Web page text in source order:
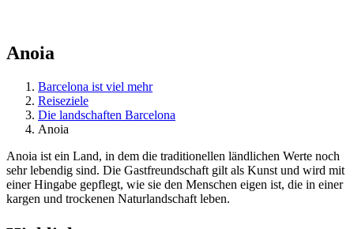
Anoia
Barcelona ist viel mehr
Reiseziele
Die landschaften Barcelona
Anoia
Anoia ist ein Land, in dem die traditionellen ländlichen Werte noch
sehr lebendig sind. Die Gastfreundschaft gilt als Kunst und wird mit
einer Hingabe gepflegt, wie sie den Menschen eigen ist, die in einer
kargen und trockenen Naturlandschaft leben.